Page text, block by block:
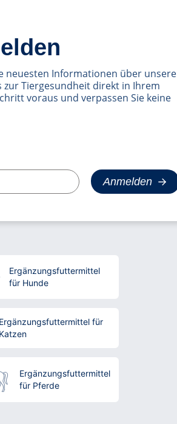
neuesten Informationen über unsere
zur Tiergesundheit direkt in Ihrem
voraus und verpassen Sie keine
Ergänzungsfuttermittel
für Hunde
Ergänzungsfuttermittel für
Katzen
Ergänzungsfuttermittel
für Pferde